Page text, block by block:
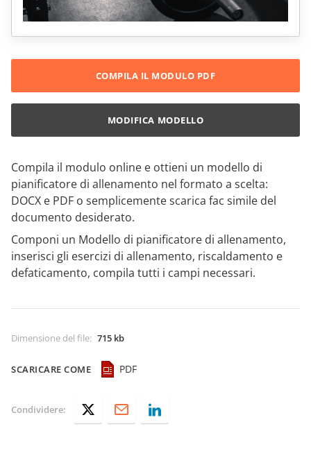
Compila il modulo online e ottieni un modello di
pianificatore di allenamento nel formato a scelta:
DOCX e PDF o semplicemente scarica fac simile del
documento desiderato.
Componi un Modello di pianificatore di allenamento,
inserisci gli esercizi di allenamento, riscaldamento e
defaticamento, compila tutti i campi necessari.
Dimensione del file: 715 kb
SCARICARE COME PDF
COMPILA IL MODULO PDF
MODIFICA MODELLO
Condividere: